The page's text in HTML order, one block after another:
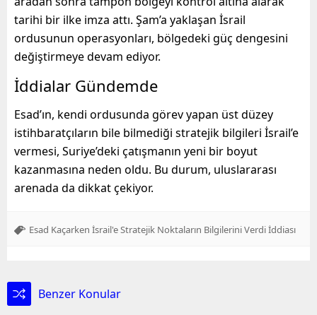
tarihi bir ilke imza attı. Şam’a yaklaşan İsrail
ordusunun operasyonları, bölgedeki güç dengesini
değiştirmeye devam ediyor.
İddialar Gündemde
Esad’ın, kendi ordusunda görev yapan üst düzey
istihbaratçıların bile bilmediği stratejik bilgileri İsrail’e
vermesi, Suriye’deki çatışmanın yeni bir boyut
kazanmasına neden oldu. Bu durum, uluslararası
arenada da dikkat çekiyor.
Esad Kaçarken İsrail'e Stratejik Noktaların Bilgilerini Verdi İddiası
Benzer Konular